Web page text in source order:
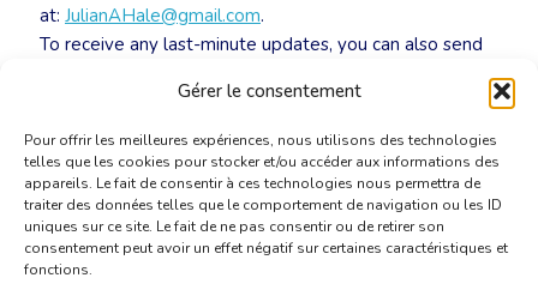
Gérer le consentement
Pour offrir les meilleures expériences, nous utilisons des technologies
telles que les cookies pour stocker et/ou accéder aux informations des
appareils. Le fait de consentir à ces technologies nous permettra de
traiter des données telles que le comportement de navigation ou les ID
uniques sur ce site. Le fait de ne pas consentir ou de retirer son
consentement peut avoir un effet négatif sur certaines caractéristiques et
fonctions.
at: JulianAHale@gmail.com.
To receive any last-minute updates, you can also send
WhatsApp group.